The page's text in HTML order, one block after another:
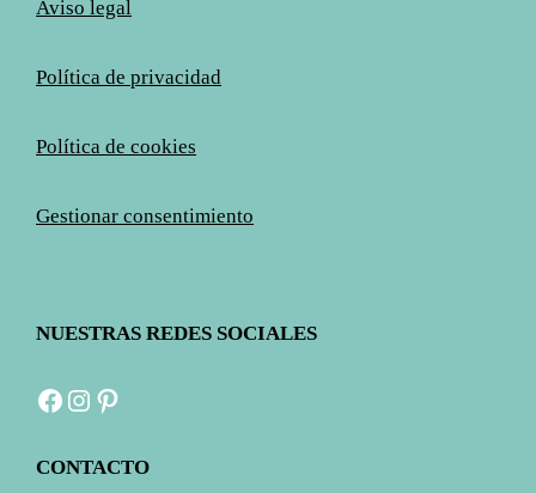
Aviso legal
Política de privacidad
Política de cookies
Gestionar consentimiento
NUESTRAS REDES SOCIALES
Facebook
Instagram
Pinterest
CONTACTO